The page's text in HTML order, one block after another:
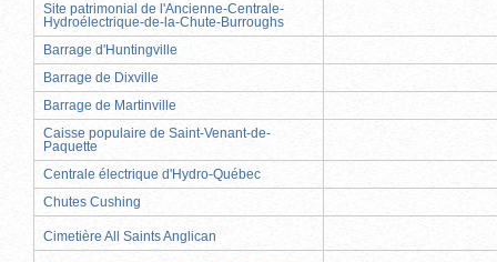
Site patrimonial de l'Ancienne-Centrale-
Hydroélectrique-de-la-Chute-Burroughs
Barrage d'Huntingville
Barrage de Dixville
Barrage de Martinville
Caisse populaire de Saint-Venant-de-
Paquette
Centrale électrique d'Hydro-Québec
Chutes Cushing
Cimetière All Saints Anglican